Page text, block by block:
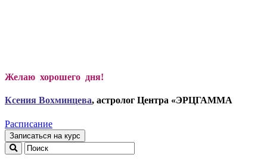
Желаю хорошего дня!
Ксения Вохминцева, астролог Центра «ЭРЦГАММА
Расписание
Записаться на курс